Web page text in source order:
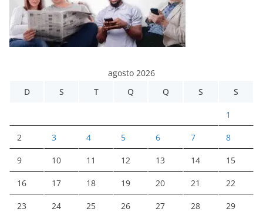
agosto 2026
D
S T Q Q S S
1
2 3 4 5 6 7 8
9 10 11 12 13 14 15
16 17 18 19 20 21 22
23 24 25 26 27 28 29